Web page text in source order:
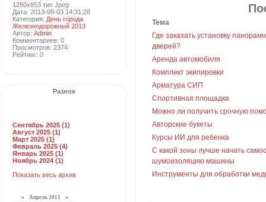
1280x853 тип Jpeg
Дата: 2013-09-03 14:31:28
Категория: День города
Железнодорожный 2013
Автор: Admin
Комментариев: 0
Просмотров: 2374
Рейтинг: 0
Разное
Сентябрь 2025 (1)
Август 2025 (1)
Март 2025 (1)
Февраль 2025 (4)
Январь 2025 (1)
Ноябрь 2024 (1)
Показать весь архив
«Апрель 2011 »
Тема
Где заказать установку
дверей?
Аренда автомобиля
Комплект экипировки
Арматура СИП
Спортивная площадка
Можно ли получить срочную
Авторские букеты
Курсы ИИ для ребенка
С какой зоны лучше начать
шумоизоляцию машины
Инструменты для обработки